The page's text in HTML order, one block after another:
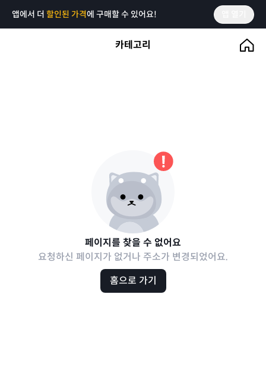
앱에서 더 할인된 가격에 구매할 수 있어요!
카테고리
페이지를 찾을 수 없어요
요청하신 페이지가 없거나 주소가 변경되었어요.
홈으로 가기